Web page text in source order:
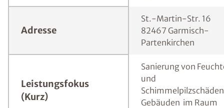
Adresse
St.-Martin-Str. 16
82467 Garmisch-
Partenkirchen
Leistungsfokus
(Kurz)
Sanierung von
und
Gebäuden im Raum